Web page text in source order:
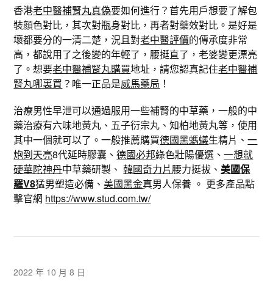
香港老中醫補腎丸真偽要如何進行？首先用戶想要了解包
裝顔色對比，其次對瓶身對比，再者對藥效對比。是好是
壞都要分的一清二楚，況且對老中醫評價的傳承度非常
高，都說用了之後變的年輕了，腰挺直了，老婆變更漂亮
了。想要老中醫補腎丸購買地址，請您認真記住老中醫補
腎丸哪裏買 ？唯一正品是威馬藥局 ！
治療男性早泄可以通過服用一些補腎的中草藥，一般的中
藥治療有六味地黃丸、五子衍宗丸、知柏地黃丸等，使用
其中一個就可以了。一般推薦購買德國黑螞蟻生精片、一
炮到天亮8代延時膠囊、德國必邦綠色壯陽優選、一想就
硬華陀神丹中草藥研製、 韓國奇力片腰力挺拔、美國保
羅V8猛男塑造必備、美國黑金真男人保養 。 更多產品點
擊官網 https://www.stud.com.tw/
2022 年 10 月 8 日